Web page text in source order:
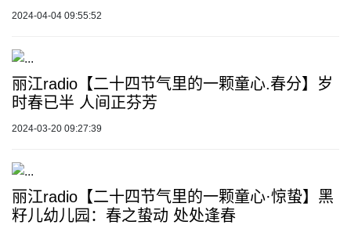
2024-04-04 09:55:52
丽江radio【二十四节气里的一颗童心.春分】岁
时春已半 人间正芬芳
2024-03-20 09:27:39
丽江radio【二十四节气里的一颗童心·惊蛰】黑
籽儿幼儿园：春之蛰动 处处逢春